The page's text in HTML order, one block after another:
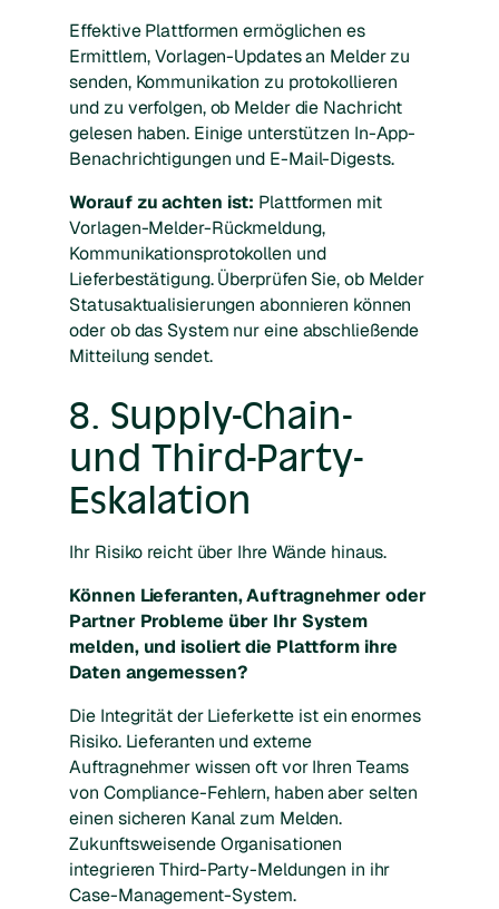
Effektive Plattformen ermöglichen es
Ermittlern, Vorlagen-Updates an Melder zu
senden, Kommunikation zu protokollieren
und zu verfolgen, ob Melder die Nachricht
gelesen haben. Einige unterstützen In-App-
Benachrichtigungen und E-Mail-Digests.
Worauf zu achten ist: Plattformen mit
Vorlagen-Melder-Rückmeldung,
Kommunikationsprotokollen und
Lieferbestätigung. Überprüfen Sie, ob Melder
Statusaktualisierungen abonnieren können
oder ob das System nur eine abschließende
Mitteilung sendet.
8. Supply-Chain-
und Third-Party-
Eskalation
Ihr Risiko reicht über Ihre Wände hinaus.
Können Lieferanten, Auftragnehmer oder
Partner Probleme über Ihr System
melden, und isoliert die Plattform ihre
Daten angemessen?
Die Integrität der Lieferkette ist ein enormes
Risiko. Lieferanten und externe
Auftragnehmer wissen oft vor Ihren Teams
von Compliance-Fehlern, haben aber selten
einen sicheren Kanal zum Melden.
Zukunftsweisende Organisationen
integrieren Third-Party-Meldungen in ihr
Case-Management-System.